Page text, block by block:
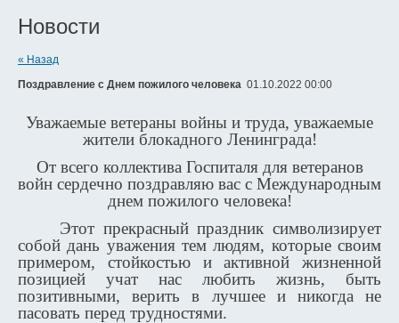
Новости
« Назад
Поздравление с Днем пожилого человека 01.10.2022 00:00
Уважаемые ветераны войны и труда, уважаемые
жители блокадного Ленинграда!
От всего коллектива Госпиталя для ветеранов
войн сердечно поздравляю вас с Международным
днем пожилого человека!
Этот прекрасный праздник символизирует
собой дань уважения тем людям, которые своим
примером, стойкостью и активной жизненной
позицией учат нас любить жизнь, быть
позитивными, верить в лучшее и никогда не
пасовать перед трудностями.